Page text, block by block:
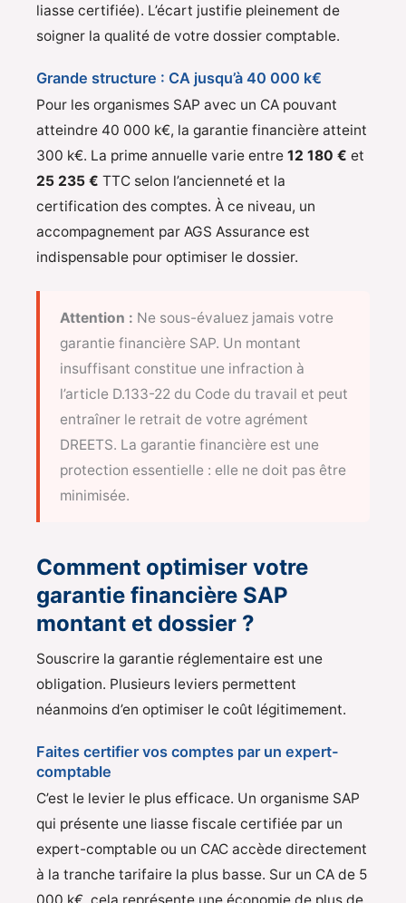
liasse certifiée). L’écart justifie pleinement de
soigner la qualité de votre dossier comptable.
Grande structure : CA jusqu’à 40 000 k€
Pour les organismes SAP avec un CA pouvant
atteindre 40 000 k€, la garantie financière atteint
300 k€. La prime annuelle varie entre 12 180 € et
25 235 € TTC selon l’ancienneté et la
certification des comptes. À ce niveau, un
accompagnement par AGS Assurance est
indispensable pour optimiser le dossier.
Attention : Ne sous-évaluez jamais votre
garantie financière SAP. Un montant
insuffisant constitue une infraction à
l’article D.133-22 du Code du travail et peut
entraîner le retrait de votre agrément
DREETS. La garantie financière est une
protection essentielle : elle ne doit pas être
minimisée.
Comment optimiser votre
garantie financière SAP
montant et dossier ?
Souscrire la garantie réglementaire est une
obligation. Plusieurs leviers permettent
néanmoins d’en optimiser le coût légitimement.
Faites certifier vos comptes par un expert-
comptable
C’est le levier le plus efficace. Un organisme SAP
qui présente une liasse fiscale certifiée par un
expert-comptable ou un CAC accède directement
à la tranche tarifaire la plus basse. Sur un CA de 5